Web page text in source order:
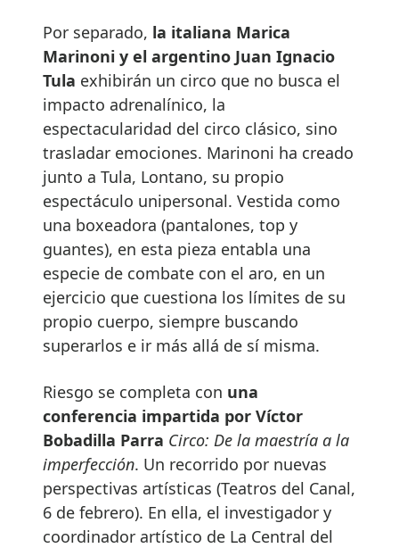
Por separado, la italiana Marica
Marinoni y el argentino Juan Ignacio
Tula exhibirán un circo que no busca el
impacto adrenalínico, la
espectacularidad del circo clásico, sino
trasladar emociones. Marinoni ha creado
junto a Tula, Lontano, su propio
espectáculo unipersonal. Vestida como
una boxeadora (pantalones, top y
guantes), en esta pieza entabla una
especie de combate con el aro, en un
ejercicio que cuestiona los límites de su
propio cuerpo, siempre buscando
superarlos e ir más allá de sí misma.
Riesgo se completa con una
conferencia impartida por Víctor
Bobadilla Parra Circo: De la maestría a la
imperfección. Un recorrido por nuevas
perspectivas artísticas (Teatros del Canal,
6 de febrero). En ella, el investigador y
coordinador artístico de La Central del